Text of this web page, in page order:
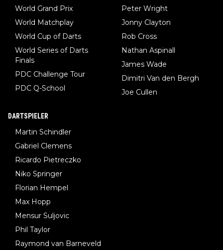
World Grand Prix
World Matchplay
World Cup of Darts
World Series of Darts
Finals
PDC Challenge Tour
PDC Q-School
Peter Wright
Jonny Clayton
Rob Cross
Nathan Aspinall
James Wade
Dimitri Van den Bergh
Joe Cullen
DARTSPIELER
Martin Schindler
Gabriel Clemens
Ricardo Pietreczko
Niko Springer
Florian Hempel
Max Hopp
Mensur Suljovic
Phil Taylor
Raymond van Barneveld